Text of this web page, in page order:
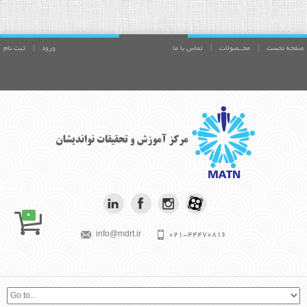
صفحه نخست محــصولات تماس با ما ورود ثبت نام
0
info@mdrt.ir 021-44470816
بیش از آنچه برای موفقیت تلاش می کنی،
اینشتين